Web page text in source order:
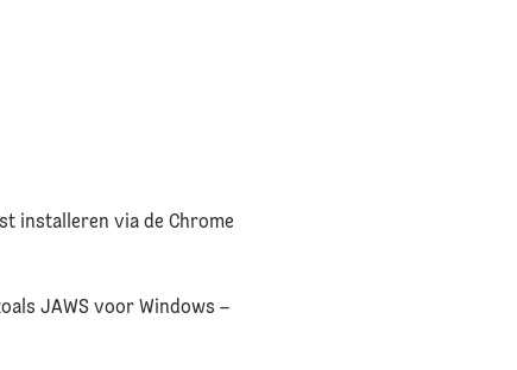
installeren via de Chrome
JAWS voor Windows –